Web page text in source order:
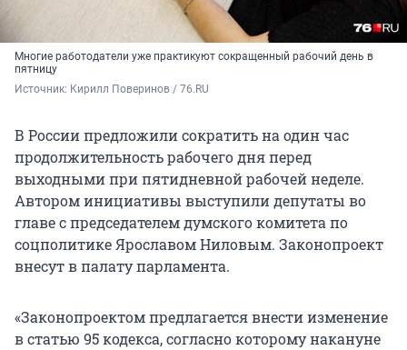
Многие работодатели уже практикуют сокращенный рабочий день в
пятницу
Источник: Кирилл Поверинов / 76.RU
В России предложили сократить на один час
продолжительность рабочего дня перед
выходными при пятидневной рабочей неделе.
Автором инициативы выступили депутаты во
главе с председателем думского комитета по
соцполитике Ярославом Ниловым. Законопроект
внесут в палату парламента.
«Законопроектом предлагается внести изменение
в статью 95 кодекса, согласно которому накануне